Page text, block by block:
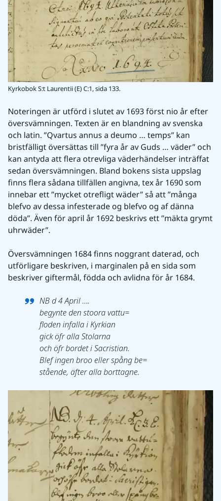
Kyrkobok S:t Laurentii (E) C:1, sida 133.
Noteringen är utförd i slutet av 1693 först nio år efter
översvämningen. Texten är en blandning av svenska
och latin. ”Qvartus annus a deumo … temps” kan
bristfälligt översättas till ”fyra år av Guds … väder” och
kan antyda att flera otrevliga väderhändelser inträffat
sedan översvämningen. Bland bokens sista uppslag
finns flera sådana tillfällen angivna, tex år 1690 som
innebar ett ”mycket otrefligt wäder” så att ”många
blefvo av dessa infesterade og blefvo og af dänna
döda”. Även för april år 1692 beskrivs ett ”mäkta grymt
uhrwäder”.
Översvämningen 1684 finns noggrant daterad, och
utförligare beskriven, i marginalen på en sida som
beskriver giftermål, födda och avlidna för år 1684.
NB d 4 April ….
begynte den stoora vattu=
floden infalla i Kyrkian
gick öfr alla Stolarna
och öfr bordet i Sacristian.
Blef ingen broo eller spång be=
stående, äfter alla borttagne.